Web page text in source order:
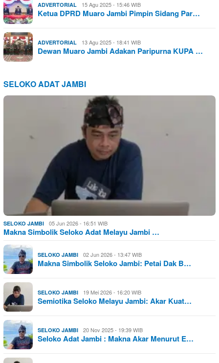
ADVERTORIAL 15 Agu 2025 - 15:46 WIB
Ketua DPRD Muaro Jambi Pimpin Sidang Par…
ADVERTORIAL 13 Agu 2025 - 18:41 WIB
Dewan Muaro Jambi Adakan Paripurna KUPA …
SELOKO ADAT JAMBI
SELOKO JAMBI 05 Jun 2026 - 16:51 WIB
Makna Simbolik Seloko Adat Melayu Jambi …
SELOKO JAMBI 02 Jun 2026 - 13:47 WIB
Makna Simbolik Seloko Jambi: Petai Dak B…
SELOKO JAMBI 19 Mei 2026 - 16:20 WIB
Semiotika Seloko Melayu Jambi: Akar Kuat…
SELOKO JAMBI 20 Nov 2025 - 19:39 WIB
Seloko Adat Jambi : Makna Akar Menurut E…